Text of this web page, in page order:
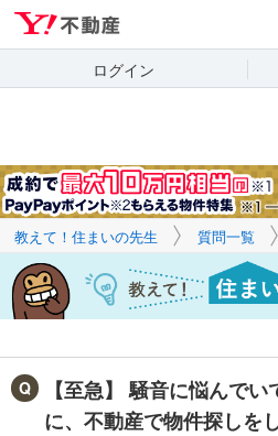
ログイン
教えて！住まいの先生 質問一覧
【至急】 騒音に悩んで
に、不動産で物件探しを